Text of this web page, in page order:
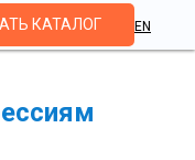
КАТАЛОГ EN